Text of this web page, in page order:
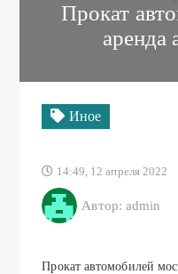
Прокат
аренда
Иное
14:49, 12 апреля 2022
Автор: admin
Прокат автомобилей